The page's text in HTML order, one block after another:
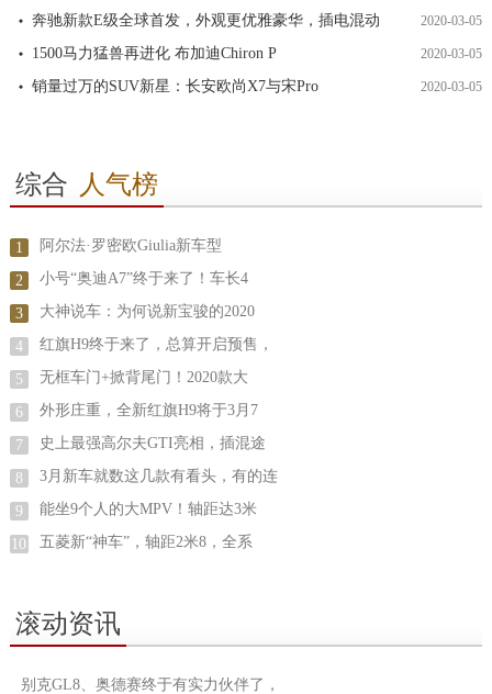
奔驰新款E级全球首发，外观更优雅豪华，插电混动 2020-03-05
1500马力猛兽再进化 布加迪Chiron P 2020-03-05
销量过万的SUV新星：长安欧尚X7与宋Pro 2020-03-05
综合 人气榜
1 阿尔法·罗密欧Giulia新车型
2 小号“奥迪A7”终于来了！车长4
3 大神说车：为何说新宝骏的2020
4 红旗H9终于来了，总算开启预售，
5 无框车门+掀背尾门！2020款大
6 外形庄重，全新红旗H9将于3月7
7 史上最强高尔夫GTI亮相，插混途
8 3月新车就数这几款有看头，有的连
9 能坐9个人的大MPV！轴距达3米
10 五菱新“神车”，轴距2米8，全系
滚动资讯
别克GL8、奥德赛终于有实力伙伴了，